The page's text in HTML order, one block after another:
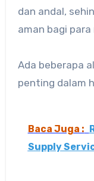
dan andal,
aman bagi para
Ada beberapa
penting dalam
Baca Juga :
Supply